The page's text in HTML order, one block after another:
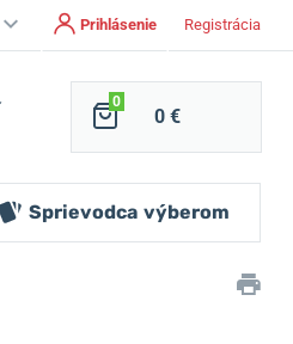
Prihlásenie Registrácia
0
0 €
Sprievodca výberom